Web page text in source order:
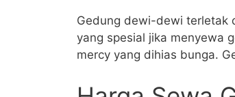
Gedung dewi-dewi terletak
yang spesial jika menyewa
mercy yang dihias bunga.